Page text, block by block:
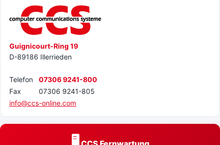
Guignicourt-Ring 19
D-89186 Illerrieden
Telefon
07306 9241-800
Fax
07306 9241-805
info@ccs-online.com
🖥️